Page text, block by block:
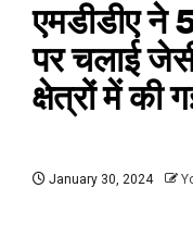
एमडीडीए ने
पर चलाई
क्षेत्रों में की
January 30, 2024